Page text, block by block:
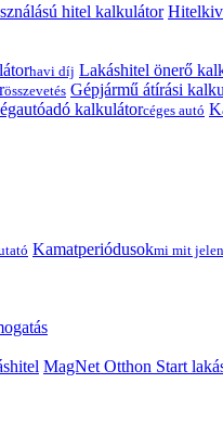
hitel kalkulátor
havi díj Lakáshitel önerő
összevetés Gépjármű átírási
kalkulátorcéges autó
Kamatperiódusokmi mit
MagNet Otthon Start